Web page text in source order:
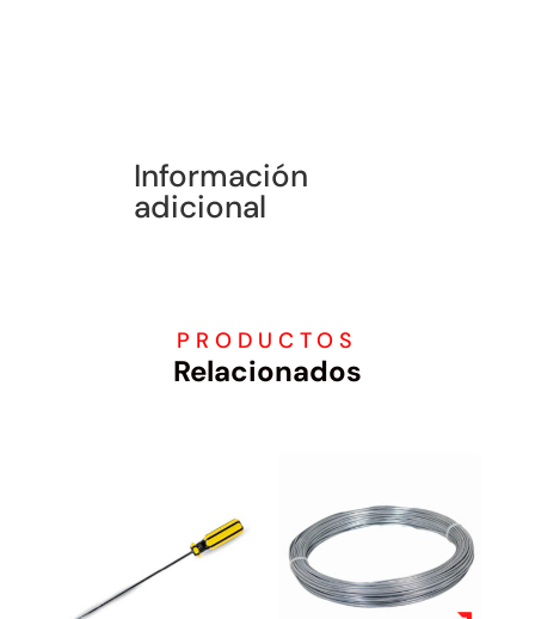
Información
adicional
PRODUCTOS
Relacionados